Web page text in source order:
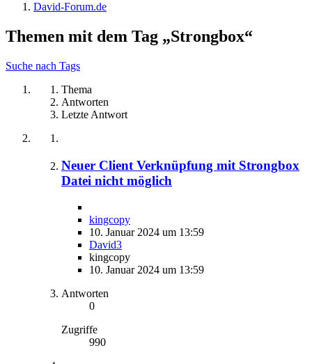
David-Forum.de
Themen mit dem Tag „Strongbox“
Suche nach Tags
Thema
Antworten
Letzte Antwort
Neuer Client Verknüpfung mit Strongbox
Datei nicht möglich
kingcopy
10. Januar 2024 um 13:59
David3
kingcopy
10. Januar 2024 um 13:59
Antworten
0
Zugriffe
990